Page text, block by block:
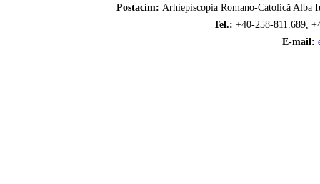
Postacím: Arhiepiscopia Romano-Catolică
Tel.: +40-258-811.689,
E-mail: